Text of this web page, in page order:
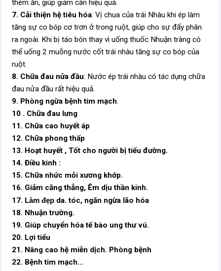
thèm ăn, giúp giảm cân hiệu quả.
7. Cải thiện hệ tiêu hóa: Vị chua của trái Nhàu khi ép làm
tăng sự co bóp cơ trơn ở trong ruột, giúp cho sự đẩy phân
ra ngoài. Khi bị táo bón thay vì uống thuốc Nhuận tràng có
thể uống 2 muỗng nước cốt trái nhàu tăng sự co bóp của
ruột.
8. Chữa đau nửa đầu: Nước ép trái nhàu có tác dụng chữa
đau nửa đầu rất hiệu quả.
9. Phòng ngừa bệnh tim mạch.
10 . Chữa đau lưng
11. Chữa cao huyết áp
12. Chữa phong thấp
13. Hoạt huyết , Tốt cho người bị tiểu đường.
14. Điều kinh :
15. Chữa nhức mỏi xương khớp.
16. Giảm căng thẳng, Êm dịu thần kinh.
17. Làm đẹp da. tóc, ngăn ngừa lão hóa
18. Nhuận trường.
19. Giúp chuyển hóa tế bào ung thư vú.
20. Lợi tiểu
21. Nâng cao hệ miễn dịch. Phòng bệnh
22. Bệnh tim mạch...